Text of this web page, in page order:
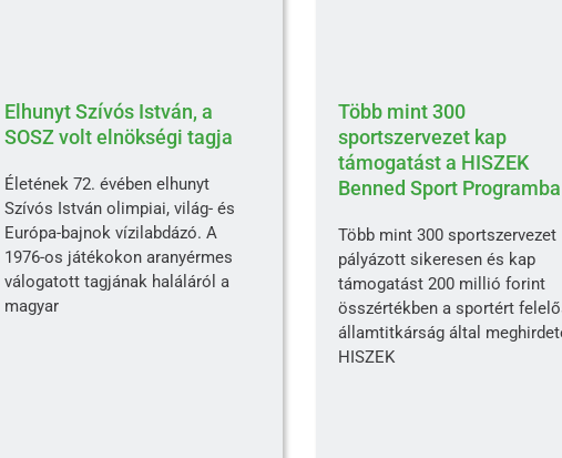
Elhunyt Szívós István, a
SOSZ volt elnökségi tagja
Életének 72. évében elhunyt
Szívós István olimpiai, világ- és
Európa-bajnok vízilabdázó. A
1976-os játékokon aranyérmes
válogatott tagjának haláláról a
magyar
Több mint 300
sportszervezet kap
támogatást a HISZEK
Benned Sport
Több mint 300 sportszervezet
pályázott sikeresen és kap
támogatást 200 millió forint
összértékben a sportért
államtitkárság által
HISZEK